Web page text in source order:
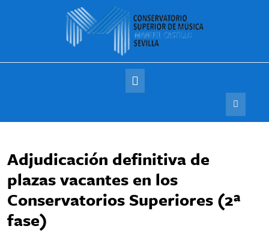
Adjudicación definitiva de
plazas vacantes en los
Conservatorios Superiores (2ª
fase)